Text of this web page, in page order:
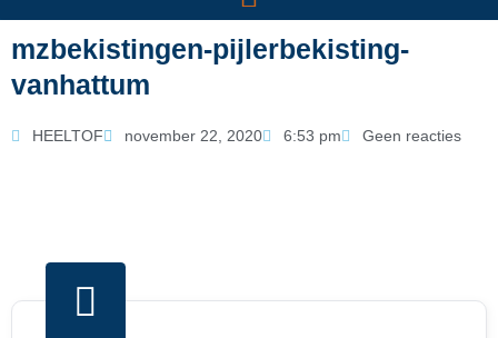
mzbekistingen-pijlerbekisting-
vanhattum
HEELTOF november 22, 2020 6:53 pm Geen reacties